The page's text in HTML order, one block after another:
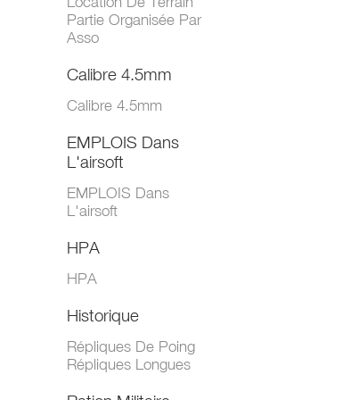
Partie Organisée Par
Asso
Calibre 4.5mm
Calibre 4.5mm
EMPLOIS Dans
L'airsoft
EMPLOIS Dans
L'airsoft
HPA
HPA
Historique
Répliques De Poing
Répliques Longues